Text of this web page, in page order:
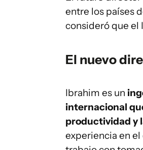
entre los países
consideró que el
El nuevo
Ibrahim es un
internacional
productividad y
experiencia en